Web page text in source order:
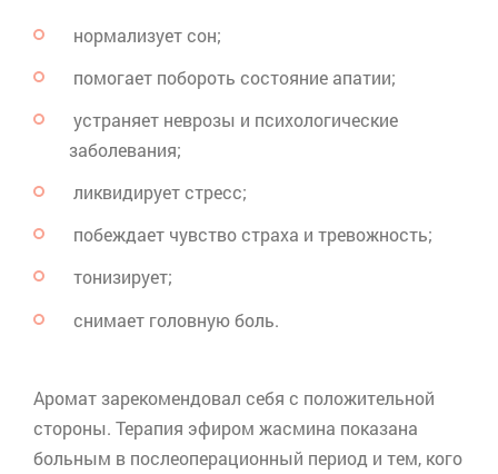
нормализует сон;
помогает побороть состояние апатии;
устраняет неврозы и психологические
заболевания;
ликвидирует стресс;
побеждает чувство страха и тревожность;
тонизирует;
снимает головную боль.
Аромат зарекомендовал себя с положительной
стороны. Терапия эфиром жасмина показана
больным в послеоперационный период и тем, кого